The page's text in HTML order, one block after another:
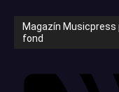
Magazín Musicpress
fond